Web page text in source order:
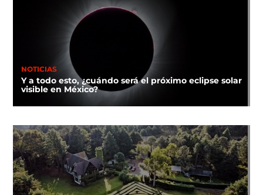
NOTICIAS
Y a todo esto, ¿cuándo será el próximo eclipse solar
visible en México?